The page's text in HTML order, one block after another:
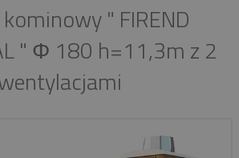
" FIREND
" Φ 180 h=11,3m z 2